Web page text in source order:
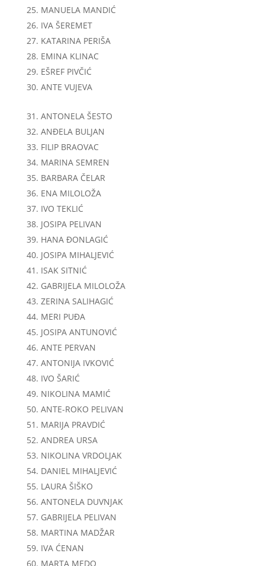
MANUELA MANDIĆ
IVA ŠEREMET
KATARINA PERIŠA
EMINA KLINAC
EŠREF PIVČIĆ
ANTE VUJEVA
ANTONELA ŠESTO
ANĐELA BULJAN
FILIP BRAOVAC
MARINA SEMREN
BARBARA ČELAR
ENA MILOLOŽA
IVO TEKLIĆ
JOSIPA PELIVAN
HANA ĐONLAGIĆ
JOSIPA MIHALJEVIĆ
ISAK SITNIĆ
GABRIJELA MILOLOŽA
ZERINA SALIHAGIĆ
MERI PUĐA
JOSIPA ANTUNOVIĆ
ANTE PERVAN
ANTONIJA IVKOVIĆ
IVO ŠARIĆ
NIKOLINA MAMIĆ
ANTE-ROKO PELIVAN
MARIJA PRAVDIĆ
ANDREA URSA
NIKOLINA VRDOLJAK
DANIEL MIHALJEVIĆ
LAURA ŠIŠKO
ANTONELA DUVNJAK
GABRIJELA PELIVAN
MARTINA MADŽAR
IVA ĆENAN
MARTA MEDO